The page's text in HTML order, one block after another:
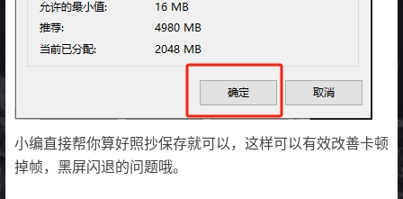
小编直接帮你算好照抄保存就可以，这样可以有效改善卡顿
掉帧，黑屏闪退的问题哦。